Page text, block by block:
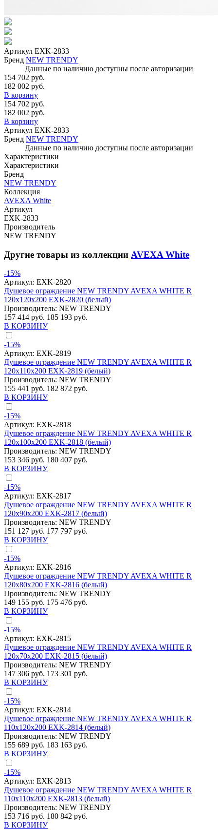
Артикул EXK-2833
Бренд NEW TRENDY
Данные по наличию доступны после авторизации
154 702 руб.
182 002 руб.
В корзину
154 702 руб.
182 002 руб.
В корзину
Артикул EXK-2833
Бренд NEW TRENDY
Данные по наличию доступны после авторизации
Характеристики
Характеристики
Бренд
NEW TRENDY
Коллекция
AVEXA White
Артикул
EXK-2833
Производитель
NEW TRENDY
Другие товары из коллекции AVEXA White
-15%
Артикул: EXK-2820
Душевое ограждение NEW TRENDY AVEXA WHITE R
120x120x200 EXK-2820 (белый)
Производитель: NEW TRENDY
157 414 руб. 185 193 руб.
В КОРЗИНУ
-15%
Артикул: EXK-2819
Душевое ограждение NEW TRENDY AVEXA WHITE R
120x110x200 EXK-2819 (белый)
Производитель: NEW TRENDY
155 441 руб. 182 872 руб.
В КОРЗИНУ
-15%
Артикул: EXK-2818
Душевое ограждение NEW TRENDY AVEXA WHITE R
120x100x200 EXK-2818 (белый)
Производитель: NEW TRENDY
153 346 руб. 180 407 руб.
В КОРЗИНУ
-15%
Артикул: EXK-2817
Душевое ограждение NEW TRENDY AVEXA WHITE R
120x90x200 EXK-2817 (белый)
Производитель: NEW TRENDY
151 127 руб. 177 797 руб.
В КОРЗИНУ
-15%
Артикул: EXK-2816
Душевое ограждение NEW TRENDY AVEXA WHITE R
120x80x200 EXK-2816 (белый)
Производитель: NEW TRENDY
149 155 руб. 175 476 руб.
В КОРЗИНУ
-15%
Артикул: EXK-2815
Душевое ограждение NEW TRENDY AVEXA WHITE R
120x70x200 EXK-2815 (белый)
Производитель: NEW TRENDY
147 306 руб. 173 301 руб.
В КОРЗИНУ
-15%
Артикул: EXK-2814
Душевое ограждение NEW TRENDY AVEXA WHITE R
110x120x200 EXK-2814 (белый)
Производитель: NEW TRENDY
155 689 руб. 183 163 руб.
В КОРЗИНУ
-15%
Артикул: EXK-2813
Душевое ограждение NEW TRENDY AVEXA WHITE R
110x110x200 EXK-2813 (белый)
Производитель: NEW TRENDY
153 716 руб. 180 842 руб.
В КОРЗИНУ